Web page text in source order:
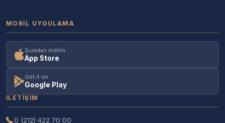
MOBIL UYGULAMA
Şuradan indirin
App Store
Get it on
Google Play
İLETIŞIM
0 (212) 422 70 00